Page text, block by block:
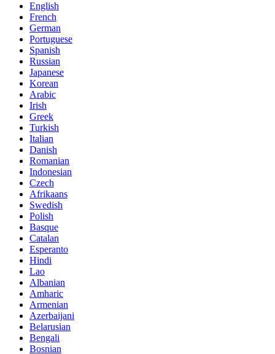
English
French
German
Portuguese
Spanish
Russian
Japanese
Korean
Arabic
Irish
Greek
Turkish
Italian
Danish
Romanian
Indonesian
Czech
Afrikaans
Swedish
Polish
Basque
Catalan
Esperanto
Hindi
Lao
Albanian
Amharic
Armenian
Azerbaijani
Belarusian
Bengali
Bosnian